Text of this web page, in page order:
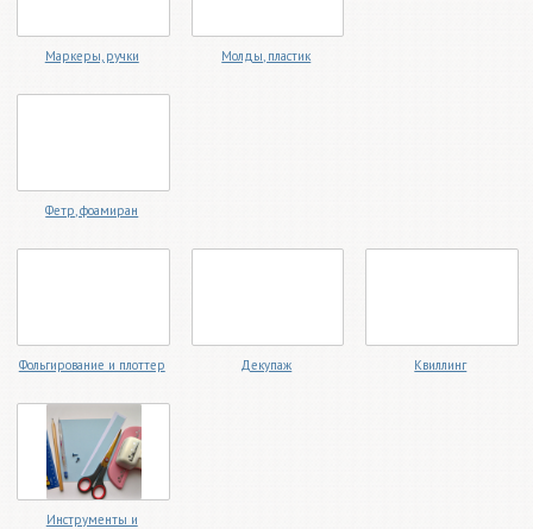
Маркеры, ручки Молды, пластик
Фетр, фоамиран
Фольгирование и плоттер Декупаж Квиллинг
Инструменты и